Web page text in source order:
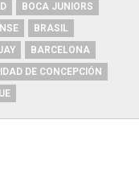
BOCA JUNIORS
BRASIL
BARCELONA
DE CONCEPCIÓN